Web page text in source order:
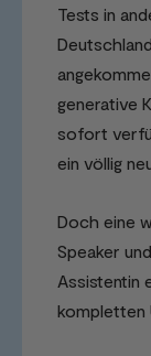
Tests in
generative
sofort
ein völlig
Doch eine
Speaker
Assistentin
kompletten